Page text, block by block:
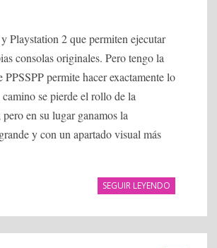
Playstation 2 que permiten ejecutar
consolas originales. Pero tengo la
permite hacer exactamente lo
se pierde el rollo de la
en su lugar ganamos la
y con un apartado visual más
SEGUIR LEYENDO